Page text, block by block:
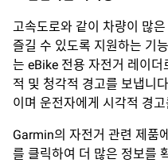
고속도로와 같이 차량이 많
즐길 수 있도록 지원하는 기
는 eBike 전용 자전거 레이
적 및 청각적 경고를 보냅니
이며 운전자에게 시각적 경
Garmin의 자전거 관련 제품
를 클릭하여 더 많은 정보를